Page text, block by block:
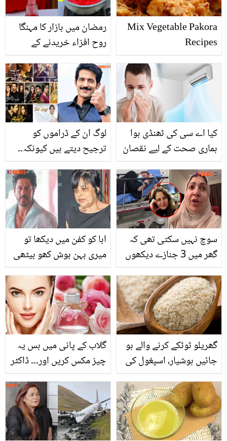
رمضان میں بازار کا مہنگا
روح افزاء خریدنے کے
بنائیں ایسا لال شربت، جو
بنے مقدار میں زیادہ اور
قیمت میں کم
Mix Vegetable Pakora
Recipes
لوگ ان کے ڈراموں کو
ترجیح دیتے ہیں کیونکہ۔۔
نے پاکستانی ڈراموں کی
تعریف کرتے ہوئے کیا کہا؟
کیا اے سی کی ٹھنڈی ہوا
ہماری صحت کے لیے نقصان
اس حوالے سے کیا کہتے ہیں
ابا کو کفن میں دیکھا تو
میری بہن ہوش کھو بیٹھی
ہے اور وہ پاگل کب ہوئی؟
بے پناہ دولت مگر رشتوں
سے محروم
سوچ نہیں سکتی تھی کہ
گھر میں 3 جنازے دیکھوں
بہن اور والد کا انتقال 10
مہینے میں کس طرح ہوا؟
گلاب کے پانی میں بس یہ
چیز مکس کریں اور۔۔۔ ڈاکٹر
کرنے کی اتنی سستی ٹپ
جو کرے آپ کا رنگ صاف
منٹوں میں
گھریلو ٹوٹکے کرنے والے ہو
جائيں ہوشیار، اسپغول کی
ساتھ ساتھ 4 خطرناک
نقصانات بھی ہیں